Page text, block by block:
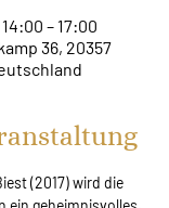
– 17:00
36, 20357
(2017) wird die